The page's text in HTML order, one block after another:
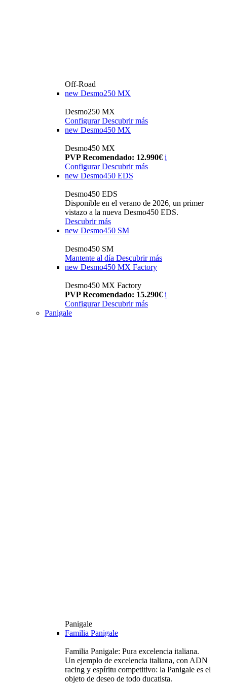
Off-Road
new Desmo250 MX
Desmo250 MX
Configurar Descubrir más
new Desmo450 MX
Desmo450 MX
PVP Recomendado: 12.990€ i
Configurar Descubrir más
new Desmo450 EDS
Desmo450 EDS
Disponible en el verano de 2026, un primer
vistazo a la nueva Desmo450 EDS.
Descubrir más
new Desmo450 SM
Desmo450 SM
Mantente al día Descubrir más
new Desmo450 MX Factory
Desmo450 MX Factory
PVP Recomendado: 15.290€ i
Configurar Descubrir más
Panigale
Panigale
Familia Panigale
Familia Panigale: Pura excelencia italiana.
Un ejemplo de excelencia italiana, con ADN
racing y espíritu competitivo: la Panigale es el
objeto de deseo de todo ducatista.